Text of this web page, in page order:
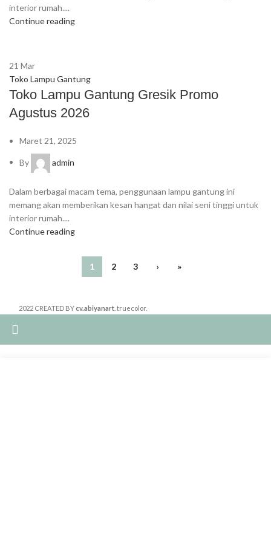
interior rumah....
Continue reading
21 Mar
Toko Lampu Gantung
Toko Lampu Gantung Gresik Promo
Agustus 2026
Maret 21, 2025
By admin
Dalam berbagai macam tema, penggunaan lampu gantung ini
memang akan memberikan kesan hangat dan nilai seni tinggi untuk
interior rumah....
Continue reading
1 2 3 › »
2022 CREATED BYcv.abiyanart . truecolor.